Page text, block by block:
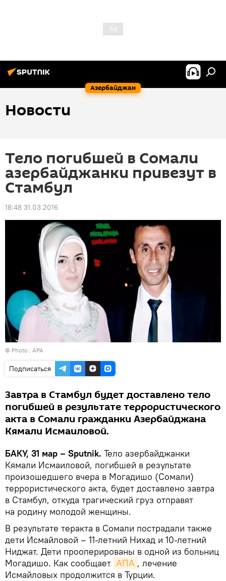
Азербайджан
Новости
Тело погибшей в Сомали
азербайджанки привезут в
Стамбул
18:48 31.03.2016
© Photo : APA
Подписаться
Завтра в Стамбул будет доставлено тело
погибшей в результате террористического
акта в Сомали гражданки Азербайджана
Кямали Исмаиловой.
БАКУ, 31 мар – Sputnik. Тело азербайджанки
Кямали Исмаиловой, погибшей в результате
произошедшего вчера в Могадишо (Сомали)
террористического акта, будет доставлено завтра
в Стамбул, откуда трагический груз отправят
на родину молодой женщины.
В результате теракта в Сомали пострадали также
дети Исмайловой – 11-летний Нихад и 10-летний
Ниджат. Дети прооперированы в одной из больниц
Могадишо. Как сообщает АПА , лечение
Исмайловых продолжится в Турции.